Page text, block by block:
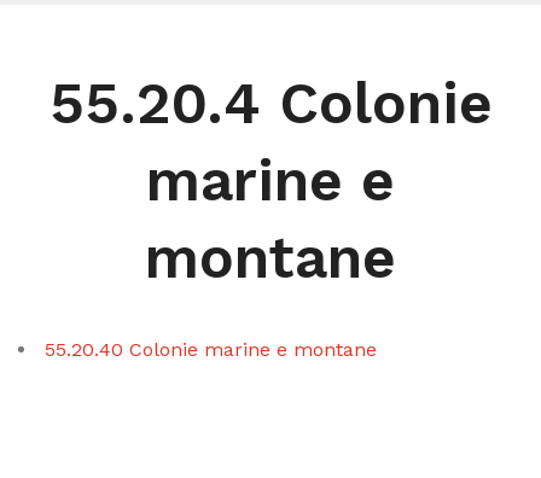
55.20.4 Colonie
marine e
montane
55.20.40 Colonie marine e montane